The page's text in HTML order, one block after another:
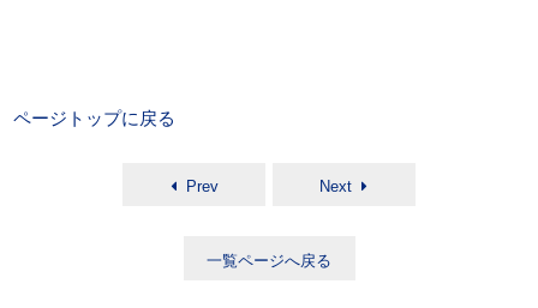
ページトップに戻る
Prev Next
一覧ページへ戻る